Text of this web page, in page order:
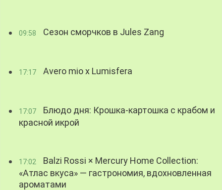
09:58 Сезон сморчков в Jules Zang
17:17 Avero mio x Lumisfera
17:07
Блюдо дня: Крошка-картошка с крабом и
красной икрой
17:02
Balzi Rossi × Mercury Home Collection:
«Атлас вкуса» — гастрономия, вдохновленная
ароматами